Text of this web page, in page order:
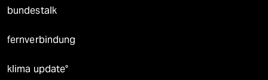
bundestalk
fernverbindung
klima update°